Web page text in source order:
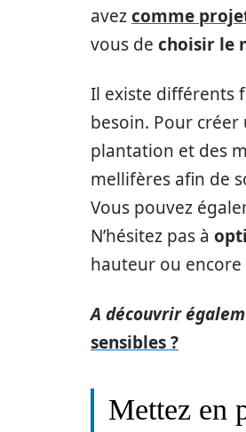
avezcomme
vous de choisir le
Il existe différents
besoin. Pour
plantation et des
mellifères afin de
Vous pouvez
N’hésitez pas à
hauteur ou
A découvrir
sensibles ?
Mettez en